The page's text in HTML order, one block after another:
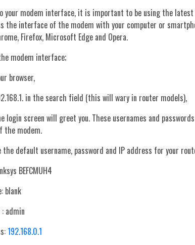
your modem interface, it is important to be using the latest
the interface of the modem with your computer or
Firefox, Microsoft Edge and Opera.
modem interface;
browser,
in the search field (this will wary in router models),
login screen will greet you. These usernames and
the modem.
the default username, password and IP address for your
BEFCMUH4
blank
admin
192.168.0.1